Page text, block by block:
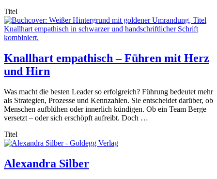
Titel
Knallhart empathisch – Führen mit Herz
und Hirn
Was macht die besten Leader so erfolgreich? Führung bedeutet mehr
als Strategien, Prozesse und Kennzahlen. Sie entscheidet darüber, ob
Menschen aufblühen oder innerlich kündigen. Ob ein Team Berge
versetzt – oder sich erschöpft aufreibt. Doch …
Titel
Alexandra Silber